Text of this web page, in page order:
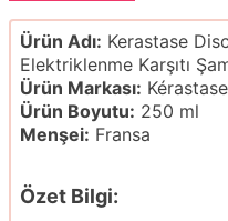
Ürün Adı: Kerastase
Elektriklenme Karşıtı
Ürün Markası:
Ürün Boyutu: 250 ml
Menşei: Fransa
Özet Bilgi: